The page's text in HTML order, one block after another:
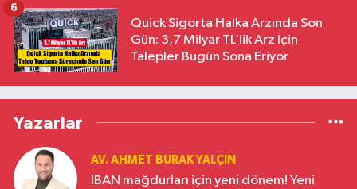
Quick Sigorta Halka Arzında Son
Gün: 3,7 Milyar TL’lik Arz İçin
Talepler Bugün Sona Eriyor
6
Yazarlar
AV. AHMET BURAK YALÇIN
IBAN mağdurları için yeni dönem! Yeni